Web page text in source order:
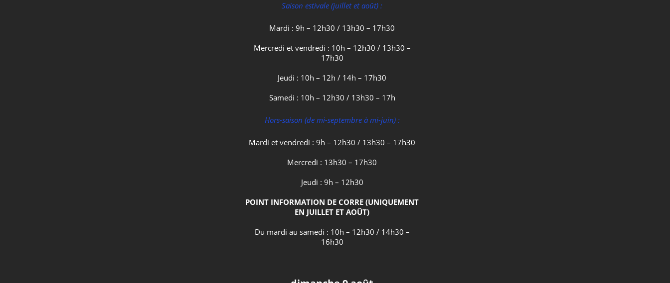
Saison estivale (juillet et août) :
Mardi : 9h – 12h30 / 13h30 – 17h30
Mercredi et vendredi : 10h – 12h30 / 13h30 –
17h30
Jeudi : 10h – 12h / 14h – 17h30
Samedi : 10h – 12h30 / 13h30 – 17h
Hors-saison (de mi-septembre à mi-juin) :
Mardi et vendredi : 9h – 12h30 / 13h30 – 17h30
Mercredi : 13h30 – 17h30
Jeudi : 9h – 12h30
POINT INFORMATION DE CORRE (UNIQUEMENT
EN JUILLET ET AOÛT)
Du mardi au samedi : 10h – 12h30 / 14h30 –
16h30